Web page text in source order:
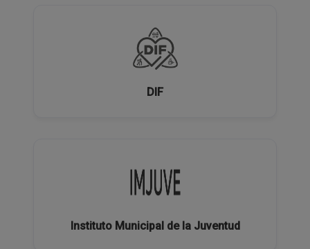
DIF
Instituto Municipal de la Juventud